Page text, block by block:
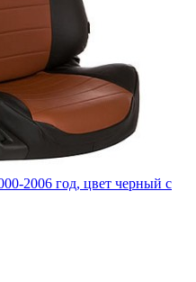
2006 год, цвет черный с